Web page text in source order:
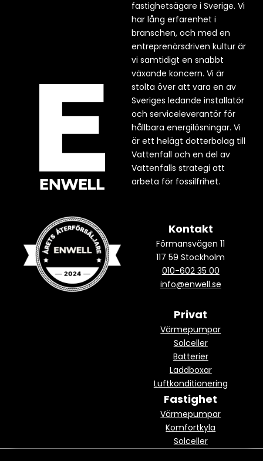
fastighetsägare i Sverige. Vi
har lång erfarenhet i
branschen, och med en
entreprenörsdriven kultur är
vi samtidigt en snabbt
växande koncern. Vi är
stolta över att vara en av
Sveriges ledande installatör
och serviceleverantör för
hållbara energilösningar. Vi
är ett helägt dotterbolag till
Vattenfall och en del av
Vattenfalls strategi att
arbeta för fossilfrihet.
Kontakt
Förmansvägen 11
117 59 Stockholm
010-602 35 00
info@enwell.se
Privat
Värmepumpar
Solceller
Batterier
Laddboxar
Luftkonditionering
Fastighet
Värmepumpar
Komfortkyla
Solceller